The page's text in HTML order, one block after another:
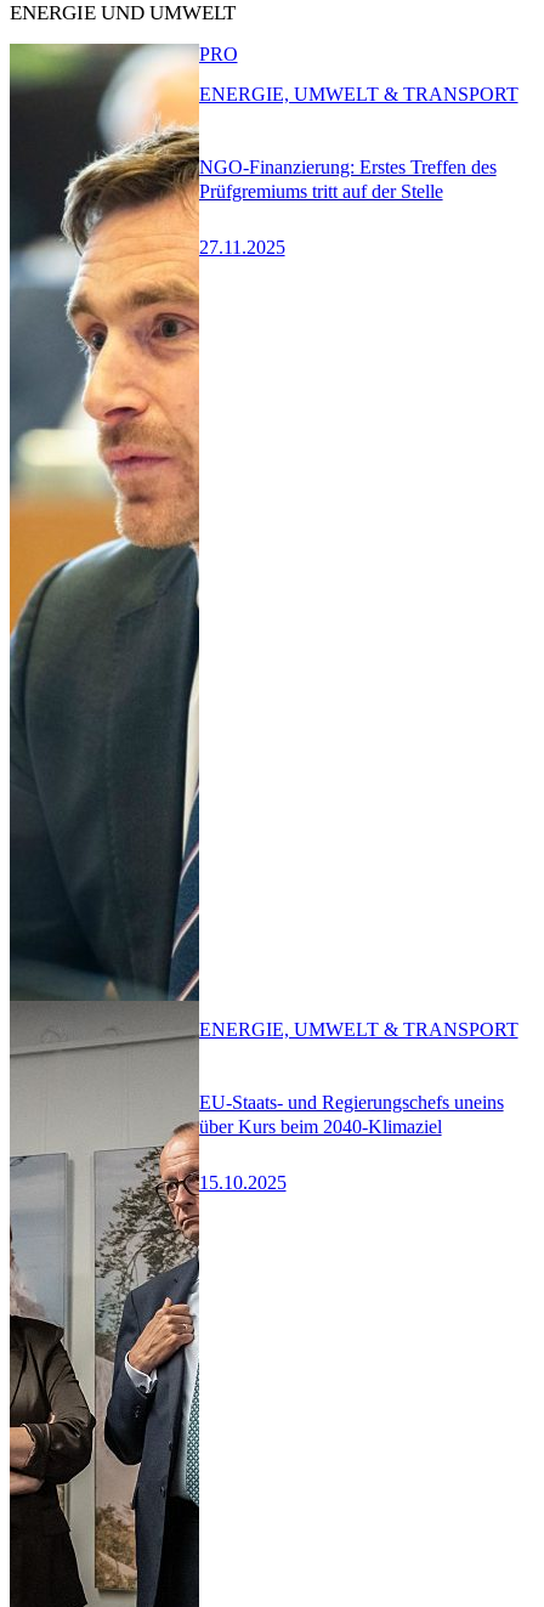
ENERGIE UND UMWELT
NGO-Finanzierung: Erstes Treffen des
Prüfgremiums tritt auf der Stelle
27.11.2025
PRO
ENERGIE, UMWELT & TRANSPORT
EU-Staats- und Regierungschefs uneins
über Kurs beim 2040-Klimaziel
15.10.2025
ENERGIE, UMWELT & TRANSPORT